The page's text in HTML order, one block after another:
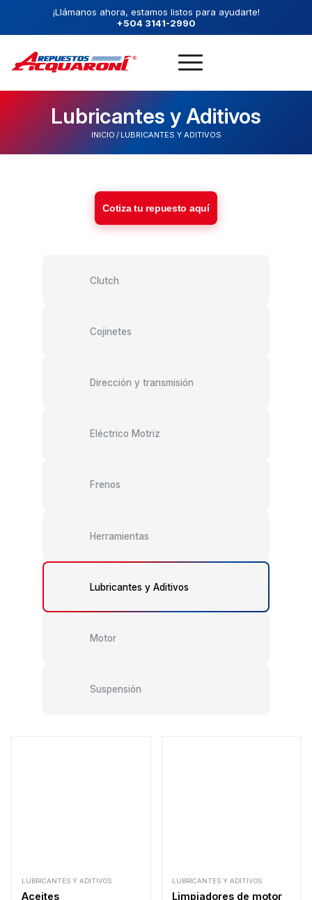
¡Llámanos ahora, estamos listos para ayudarte!
+504 3141-2990
Lubricantes y Aditivos
INICIO / LUBRICANTES Y ADITIVOS
Cotiza tu repuesto aquí
Clutch
Cojinetes
Dirección y transmisión
Eléctrico Motriz
Frenos
Herramientas
Lubricantes y Aditivos
Motor
Suspensión
LUBRICANTES Y ADITIVOS
Aceites
LUBRICANTES Y ADITIVOS
Limpiadores de motor